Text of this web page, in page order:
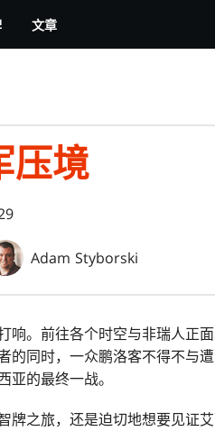
文章
压境
Adam Styborski
响。前往各个时空与非瑞人
的同时，一众鹏洛客不得不与
亚的最终一战。
牌之旅，还是迫切地想要见证